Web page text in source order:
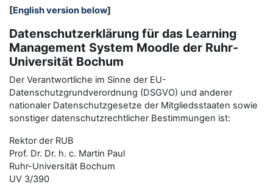
[English version below]
Datenschutzerklärung für das Learning
Management System Moodle der Ruhr-
Universität Bochum
Der Verantwortliche im Sinne der EU-
Datenschutzgrundverordnung (DSGVO) und anderer
nationaler Datenschutzgesetze der Mitgliedsstaaten sowie
sonstiger datenschutzrechtlicher Bestimmungen ist:
Rektor der RUB
Prof. Dr. Dr. h. c. Martin Paul
Ruhr-Universität Bochum
UV 3/390